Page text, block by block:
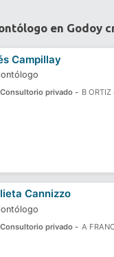
¿Eres un doctor?
en Godoy
Campillay
Consultorio privado - B ORTIZ
Cannizzo
Consultorio privado - A